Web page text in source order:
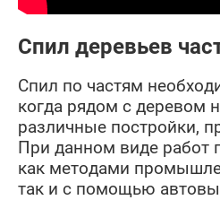
Спил деревьев
Спил по частям
когда рядом с деревом
различные постройки,
При данном виде работ
как методами
так и с помощью